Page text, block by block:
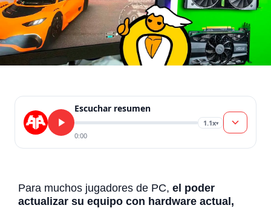
Escuchar resumen
1.1x▾
0:00
Para muchos jugadores de PC, el poder
actualizar su equipo con hardware actual,